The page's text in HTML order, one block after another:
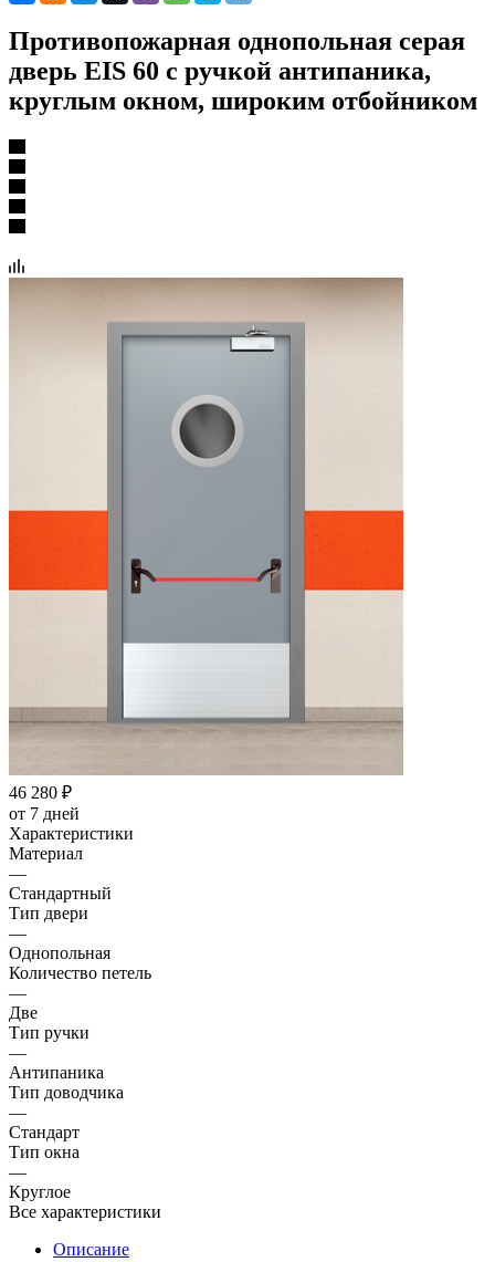
Противопожарная однопольная серая
дверь EIS 60 с ручкой антипаника,
круглым окном, широким отбойником
46 280 ₽
от 7 дней
Характеристики
Материал
—
Стандартный
Тип двери
—
Однопольная
Количество петель
—
Две
Тип ручки
—
Антипаника
Тип доводчика
—
Стандарт
Тип окна
—
Круглое
Все характеристики
Описание